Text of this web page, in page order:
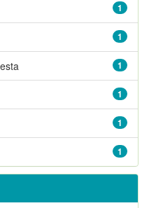
1
1
1
1
1
1